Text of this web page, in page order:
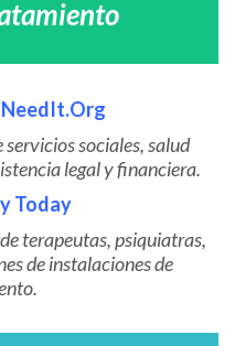
sociales, salud
legal y financiera.
Today
terapeutas, psiquiatras,
de instalaciones de